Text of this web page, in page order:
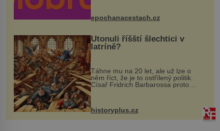
mohou těšit na víno, burčák, pes...
epochanacestach.cz
Utonuli říšští šlechtici v
latríně?
Táhne mu na 20 let, ale už lze o
něm říct, že je to ostřílený politik.
Císař Fridrich Barbarossa proto
posílá svého syna a dědice Jindřicha
VI. do Erfurtu, aby se stal
prostředníkem při řešení sporu m...
historyplus.cz